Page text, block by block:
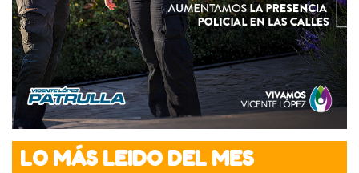
LO MÁS LEIDO DEL MES